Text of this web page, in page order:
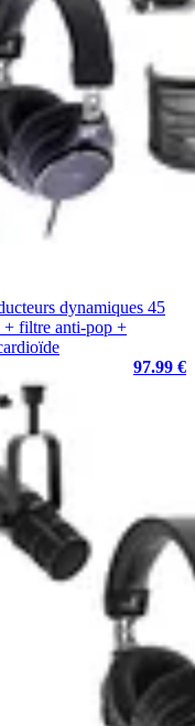
dynamiques 45
+ filtre anti-pop +
97.99 €